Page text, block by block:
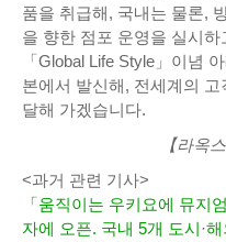
품을 취급해, 국내는 물론,
을 향한 점포 운영을 실시
「Global Life Style」이념
본에서 발신해, 전세계의
달해 가겠습니다.
【라옥
<과거 관련 기사>
「움직이는 우키요에 뮤지
자에 오픈. 국내 5개 도시·